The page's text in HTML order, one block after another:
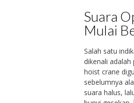
Suara
Mulai
Salah satu
dikenali
hoist crane
sebelumnya
suara halus,